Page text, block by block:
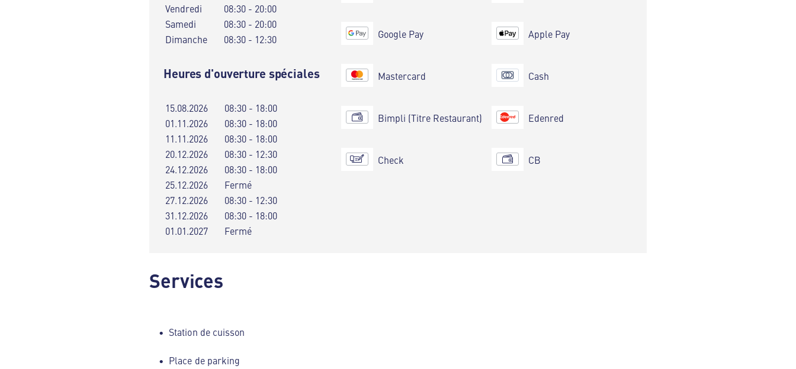
Vendredi
08:30 - 20:00
Samedi
08:30 - 20:00
Dimanche
08:30 - 12:30
Heures d'ouverture spéciales
15.08.2026
08:30 - 18:00
01.11.2026
08:30 - 18:00
11.11.2026
08:30 - 18:00
20.12.2026
08:30 - 12:30
24.12.2026
08:30 - 18:00
25.12.2026
Fermé
27.12.2026
08:30 - 12:30
31.12.2026
08:30 - 18:00
01.01.2027
Fermé
Google Pay
Mastercard
Bimpli (Titre Restaurant)
Check
Apple Pay
Cash
Edenred
CB
Services
Station de cuisson
Place de parking